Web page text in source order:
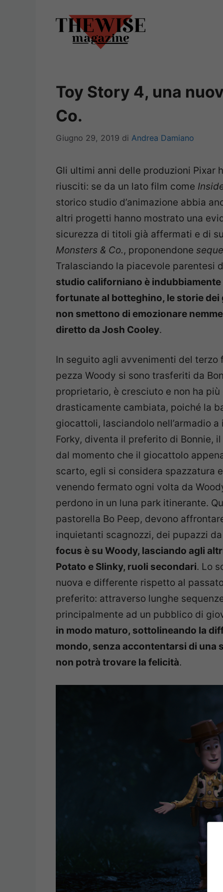
Toy Story 4, una
Co.
Giugno 29, 2019 di Andrea Damiano
Gli ultimi anni delle produzioni Pixar
riusciti: se da un lato film come
storico studio d’animazione abbia
altri progetti hanno mostrato una
sicurezza di titoli già affermati e di
Monsters & Co., proponendone
Tralasciando la piacevole parentesi
studio californiano è indubbiamente
fortunate al botteghino, le storie
non smettono di emozionare
diretto da Josh Cooley.
In seguito agli avvenimenti del
pezza Woody si sono trasferiti da
proprietario, è cresciuto e non ha
drasticamente cambiata, poiché la
giocattoli, lasciandolo nell’armadio
Forky, diventa il preferito di Bonnie,
dal momento che il giocattolo
scarto, egli si considera spazzatura
venendo fermato ogni volta da
perdono in un luna park itinerante.
pastorella Bo Peep, devono
inquietanti scagnozzi, dei pupazzi
focus è su Woody, lasciando agli
Potato e Slinky, ruoli secondari. Lo
nuova e differente rispetto al
preferito: attraverso lunghe
principalmente ad un pubblico di
in modo maturo, sottolineando la
mondo, senza accontentarsi di una
non potrà trovare la felicità.